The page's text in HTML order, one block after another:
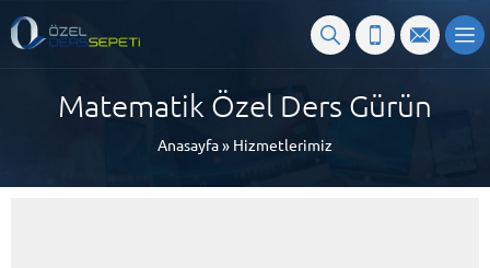
Matematik Özel Ders Gürün
Anasayfa» Hizmetlerimiz